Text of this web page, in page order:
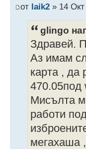
от laik2 » 14
glingo
Здравей.
Аз имам
карта , да
470.05под
Мисълта
работи
мегахаша